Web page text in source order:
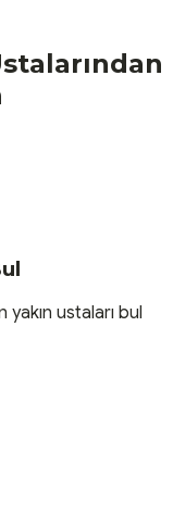
yakın ustaları bul